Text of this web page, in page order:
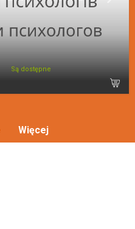
Są dostępne
Więcej